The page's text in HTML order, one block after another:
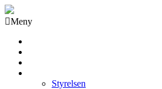
Meny
Styrelsen